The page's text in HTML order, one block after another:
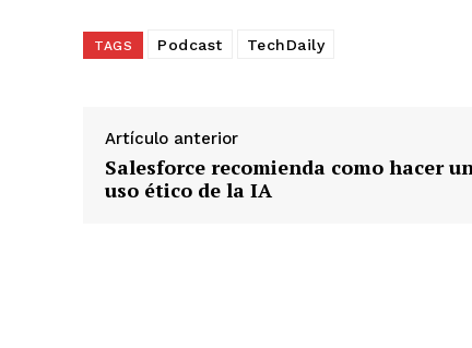
TAGS Podcast TechDaily
Artículo anterior
Salesforce recomienda como hacer
uso ético de la IA